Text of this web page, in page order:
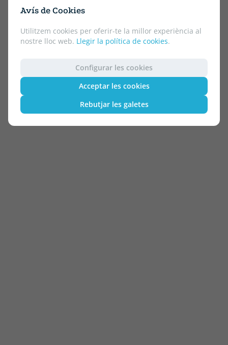
Avís de Cookies
Utilitzem cookies per oferir-te la millor experiència al
nostre lloc web. Llegir la política de cookies.
Configurar les cookies
Acceptar les cookies
Rebutjar les galetes